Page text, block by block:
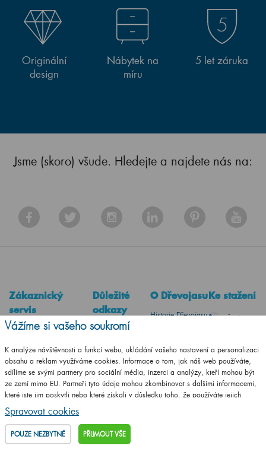
Originální
design
Nábytek na
míru
5 let záruka
Jsme (skoro) všude. Hledejte a najdete nás na:
Zákaznický
servis
Kontakty
Obchodní podmínky
Odstoupení od smlouvy
Reklamační řád
Doprava a platba
Ochrana osobních údajů
Zásady zpracování
souborů cookies
Důležité
odkazy
Poradna
Obchodní síť v ČR
Montážní návody
Dřevojas na míru
Prodejna
Konfigurátor pro
partnery
O Dřevojasu
Historie Dřevojasu
Dřevojas
Naše certifikáty
Reference
Kariéra v
Ke stažení
Česky
Německy
Vážíme si vašeho soukromí
K analýze návštěvnosti a funkcí webu, ukládání vašeho nastavení a personalizaci
obsahu a reklam využíváme cookies. Informace o tom, jak náš web používáte,
sdílíme se svými partnery pro sociální média, inzerci a analýzy, kteří mohou být
ze zemí mimo EU. Partneři tyto údaje mohou zkombinovat s dalšími informacemi,
které jste jim poskytli nebo které získali v důsledku toho, že používáte jejich
služby.
Podrobné informace
Spravovat cookies
POUZE NEZBYTNÉ PŘIJMOUT VŠE